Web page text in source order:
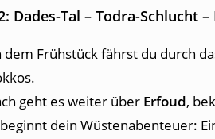
Dades-Tal – Todra-Schlucht
dem Frühstück fährst du durch
geht es weiter über Erfoud,
dein Wüstenabenteuer: